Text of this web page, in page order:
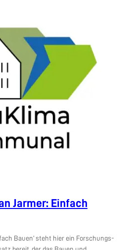
Jarmer: Einfach
Bauen‘ steht hier ein Forschungs-